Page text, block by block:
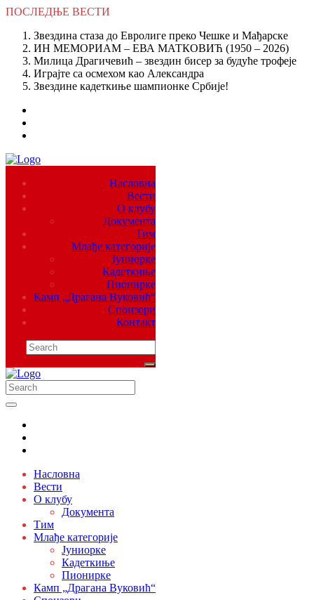
ПОСЛЕДЊЕ ВЕСТИ
Звездина стаза до Евролиге преко Чешке и Мађарске
ИН МЕМОРИАМ – ЕВА МАТКОВИЋ (1950 – 2026)
Милица Драгичевић – звездин бисер за будуће трофеје
Играјте са осмехом као Александра
Звездине кадеткиње шампионке Србије!
Насловна
Вести
О клубу
Документа
Тим
Млађе категорије
Јуниорке
Кадеткиње
Пионирке
Камп „Драгана Вуковић“
Спонзори
Контакт
Насловна
Вести
О клубу
Документа
Тим
Млађе категорије
Јуниорке
Кадеткиње
Пионирке
Камп „Драгана Вуковић“